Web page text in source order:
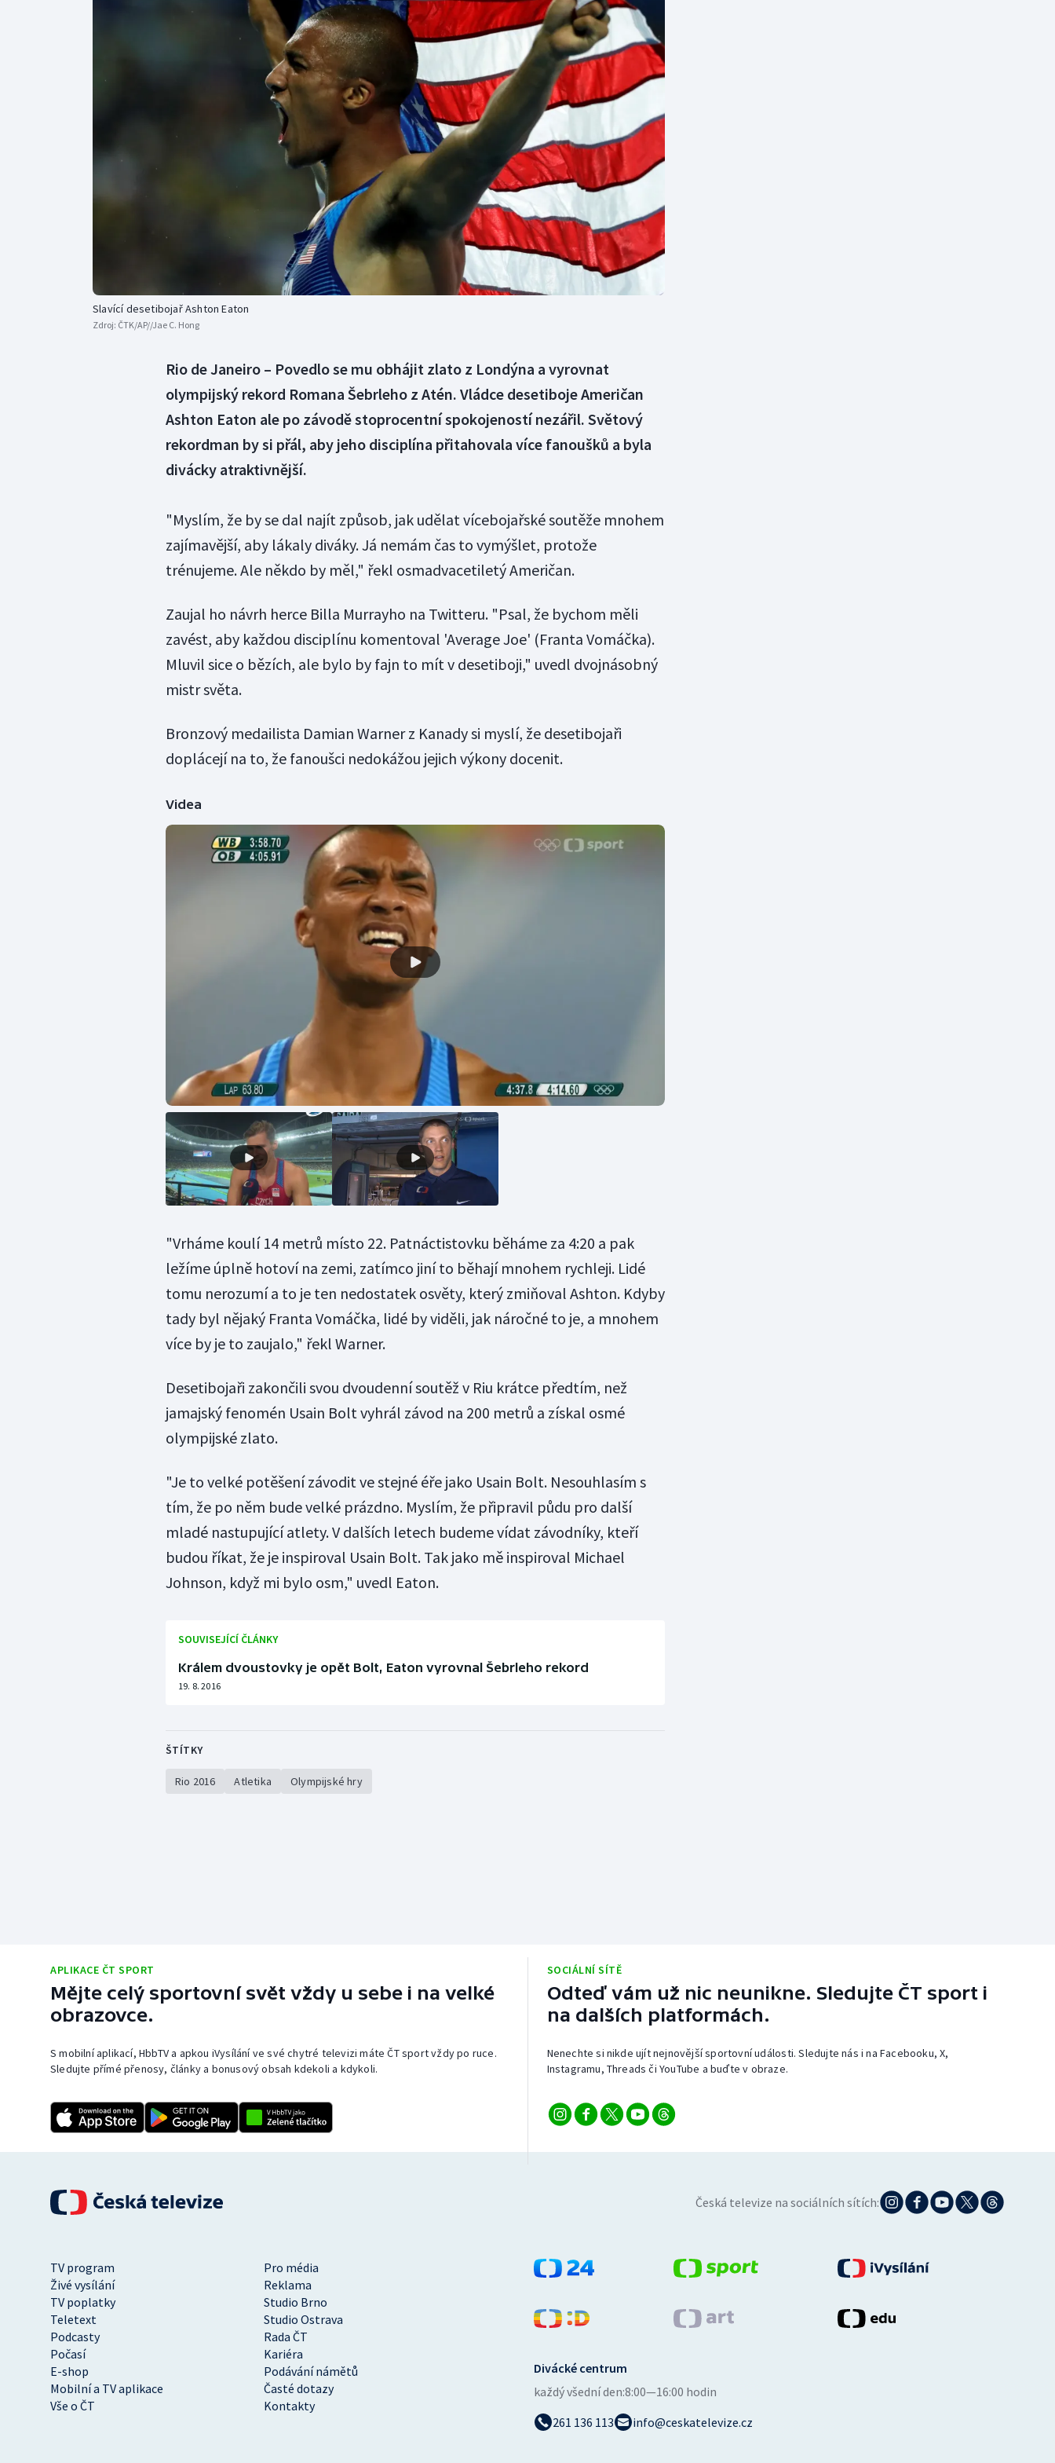
Curling
Dostihy
Florbal
Futsal
Moderní pětiboj
Motorsport
Olympijské hry
Parasport
Plavání
Plážový volejbal
Triatlon
Veslování
Vodní slalom
Ostatní
Slavící desetibojař Ashton Eaton
Zdroj: ČTK/AP//Jae C. Hong
Rio de Janeiro – Povedlo se mu obhájit zlato z Londýna a vyrovnat
olympijský rekord Romana Šebrleho z Atén. Vládce desetiboje Američan
Ashton Eaton ale po závodě stoprocentní spokojeností nezářil. Světový
rekordman by si přál, aby jeho disciplína přitahovala více fanoušků a byla
divácky atraktivnější.
"Myslím, že by se dal najít způsob, jak udělat vícebojařské soutěže mnohem
zajímavější, aby lákaly diváky. Já nemám čas to vymýšlet, protože
trénujeme. Ale někdo by měl," řekl osmadvacetiletý Američan.
Zaujal ho návrh herce Billa Murrayho na Twitteru. "Psal, že bychom měli
zavést, aby každou disciplínu komentoval 'Average Joe' (Franta Vomáčka).
Mluvil sice o bězích, ale bylo by fajn to mít v desetiboji," uvedl dvojnásobný
mistr světa.
Bronzový medailista Damian Warner z Kanady si myslí, že desetibojaři
doplácejí na to, že fanoušci nedokážou jejich výkony docenit.
Videa
"Vrháme koulí 14 metrů místo 22. Patnáctistovku běháme za 4:20 a pak
ležíme úplně hotoví na zemi, zatímco jiní to běhají mnohem rychleji. Lidé
tomu nerozumí a to je ten nedostatek osvěty, který zmiňoval Ashton. Kdyby
tady byl nějaký Franta Vomáčka, lidé by viděli, jak náročné to je, a mnohem
více by je to zaujalo," řekl Warner.
Desetibojaři zakončili svou dvoudenní soutěž v Riu krátce předtím, než
jamajský fenomén Usain Bolt vyhrál závod na 200 metrů a získal osmé
olympijské zlato.
"Je to velké potěšení závodit ve stejné éře jako Usain Bolt. Nesouhlasím s
tím, že po něm bude velké prázdno. Myslím, že připravil půdu pro další
mladé nastupující atlety. V dalších letech budeme vídat závodníky, kteří
budou říkat, že je inspiroval Usain Bolt. Tak jako mě inspiroval Michael
Johnson, když mi bylo osm," uvedl Eaton.
SOUVISEJÍCÍ ČLÁNKY
Králem dvoustovky je opět Bolt, Eaton vyrovnal Šebrleho rekord
19. 8. 2016
ŠTÍTKY
Rio 2016 Atletika Olympijské hry
APLIKACE ČT SPORT
Mějte celý sportovní svět vždy u sebe i na velké
obrazovce.
S mobilní aplikací, HbbTV a apkou iVysílání ve své chytré televizi máte ČT sport vždy po ruce.
Sledujte přímé přenosy, články a bonusový obsah kdekoli a kdykoli.
SOCIÁLNÍ SÍTĚ
Odteď vám už nic neunikne. Sledujte ČT sport i
na dalších platformách.
Nenechte si nikde ujít nejnovější sportovní události. Sledujte nás i na Facebooku, X,
Instagramu, Threads či YouTube a buďte v obraze.
Česká televize na sociálních sítích:
TV program
Pro média
Živé vysílání
Reklama
TV poplatky
Studio Brno
Teletext
Studio Ostrava
Podcasty
Rada ČT
Počasí
Kariéra
E-shop
Podávání námětů
Mobilní a TV aplikace
Časté dotazy
Vše o ČT
Kontakty
Divácké centrum
každý všední den:8:00—16:00 hodin
261 136 113
info@ceskatelevize.cz